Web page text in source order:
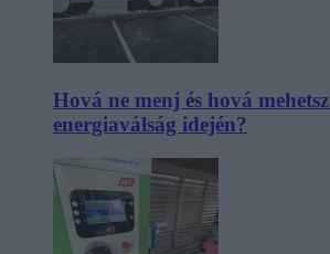
Hová ne menj és hová
energiaválság idején?